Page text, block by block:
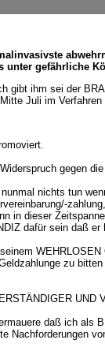
unter gefährliche
gibt ihm sei der
Juli im Verfahren
gegen
nichts tun
in dieser
dafür sein daß
zu
UND
daß ich als
Nachforderungen